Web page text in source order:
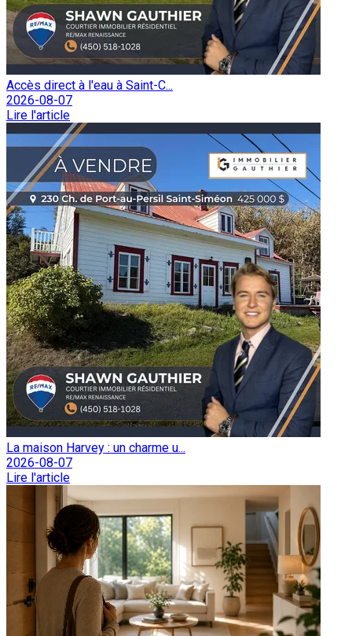
Accès direct à l'eau à Saint-C...
2026-08-07
Lire l'article
La maison Harvey : un charme u...
2026-08-07
Lire l'article